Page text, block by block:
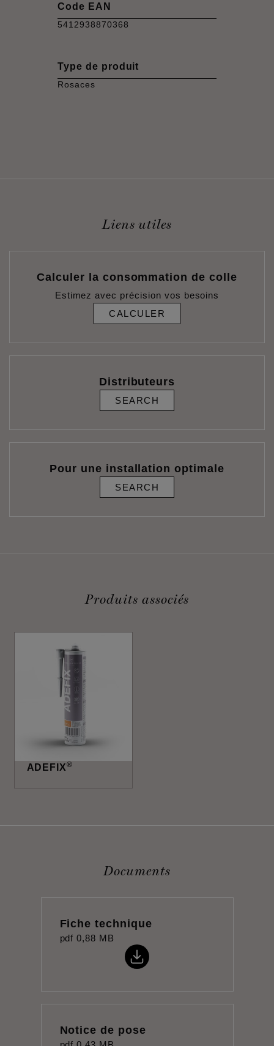
Code EAN
5412938870368
Type de produit
Rosaces
Liens utiles
Calculer la consommation de colle
Estimez avec précision vos besoins
CALCULER
Distributeurs
SEARCH
Pour une installation optimale
SEARCH
Produits associés
ADEFIX®
Documents
Fiche technique
pdf 0,88 MB
Notice de pose